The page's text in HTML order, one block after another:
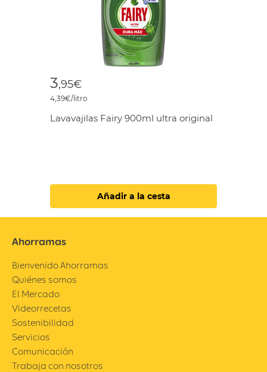
3,95€
4,39€/litro
Lavavajilas Fairy 900ml ultra original
Añadir a la cesta
Ahorramas
Bienvenido Ahorramas
Quiénes somos
El Mercado
Videorrecetas
Sostenibilidad
Servicios
Comunicación
Trabaja con nosotros